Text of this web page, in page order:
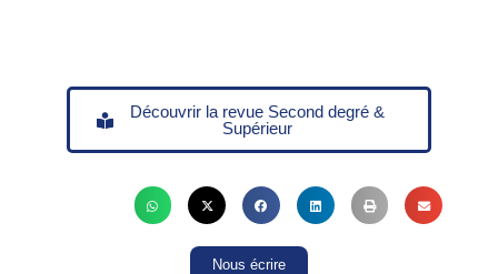
Découvrir la revue Second degré &
Supérieur
Nous écrire